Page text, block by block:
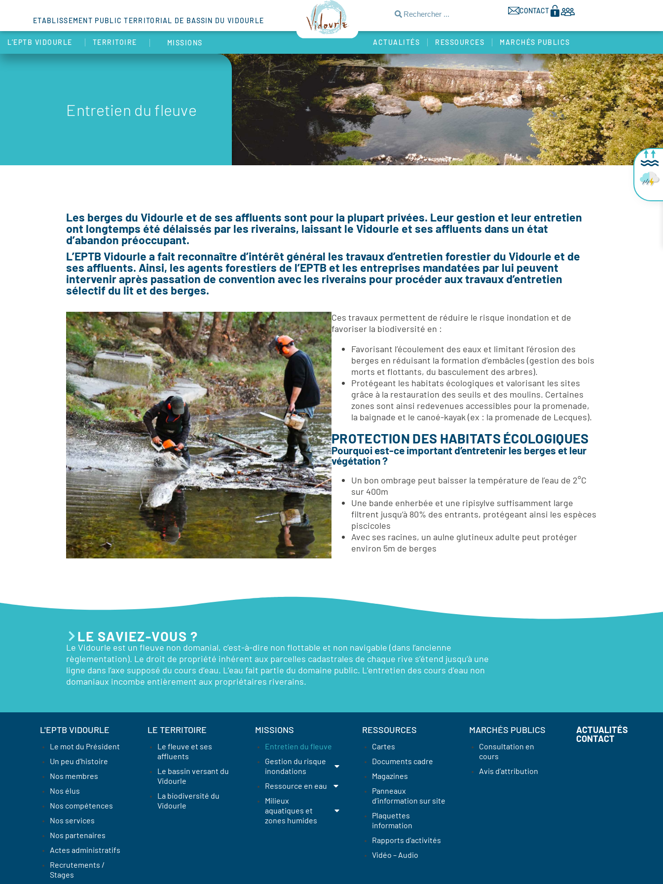
ETABLISSEMENT PUBLIC TERRITORIAL DE BASSIN DU VIDOURLE
CONTACT
L’EPTB VIDOURLE TERRITOIRE MISSIONS ACTUALITÉS RESSOURCES MARCHÉS PUBLICS
Entretien du fleuve
Les berges du Vidourle et de ses affluents sont pour la plupart privées. Leur gestion et leur entretien
ont longtemps été délaissés par les riverains, laissant le Vidourle et ses affluents dans un état
d’abandon préoccupant.
L’EPTB Vidourle a fait reconnaître d’intérêt général les travaux d’entretien forestier du Vidourle et de
ses affluents. Ainsi, les agents forestiers de l’EPTB et les entreprises mandatées par lui peuvent
intervenir après passation de convention avec les riverains pour procéder aux travaux d’entretien
sélectif du lit et des berges.
Ces travaux permettent de réduire le risque inondation et de
favoriser la biodiversité en :
Favorisant l’écoulement des eaux et limitant l’érosion des
berges en réduisant la formation d’embâcles (gestion des bois
morts et flottants, du basculement des arbres).
Protégeant les habitats écologiques et valorisant les sites
grâce à la restauration des seuils et des moulins. Certaines
zones sont ainsi redevenues accessibles pour la promenade,
la baignade et le canoé-kayak (ex : la promenade de Lecques).
PROTECTION DES HABITATS ÉCOLOGIQUES
Pourquoi est-ce important d’entretenir les berges et leur
végétation ?
Un bon ombrage peut baisser la température de l’eau de 2°C
sur 400m
Une bande enherbée et une ripisylve suffisamment large
filtrent jusqu’à 80% des entrants, protégeant ainsi les espèces
piscicoles
Avec ses racines, un aulne glutineux adulte peut protéger
environ 5m de berges
LE SAVIEZ-VOUS ?
Le Vidourle est un fleuve non domanial, c’est-à-dire non flottable et non navigable (dans l’ancienne
règlementation). Le droit de propriété inhérent aux parcelles cadastrales de chaque rive s’étend jusqu’à une
ligne dans l’axe supposé du cours d’eau. L’eau fait partie du domaine public. L’entretien des cours d’eau non
domaniaux incombe entièrement aux propriétaires riverains.
L'EPTB VIDOURLE
Le mot du Président
Un peu d’histoire
Nos membres
Nos élus
Nos compétences
Nos services
Nos partenaires
Actes administratifs
Recrutements /
Stages
LE TERRITOIRE
Le fleuve et ses
affluents
Le bassin versant du
Vidourle
La biodiversité du
Vidourle
MISSIONS
Entretien du fleuve
Gestion du risque
inondations
Ressource en eau
Milieux
aquatiques et
zones humides
RESSOURCES
Cartes
Documents cadre
Magazines
Panneaux
d’information sur site
Plaquettes
information
Rapports d’activités
Vidéo – Audio
MARCHÉS PUBLICS
Consultation en
cours
Avis d’attribution
ACTUALITÉS
CONTACT